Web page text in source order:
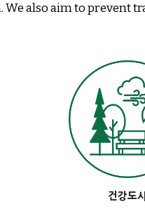
We also aim to prevent
건강도시